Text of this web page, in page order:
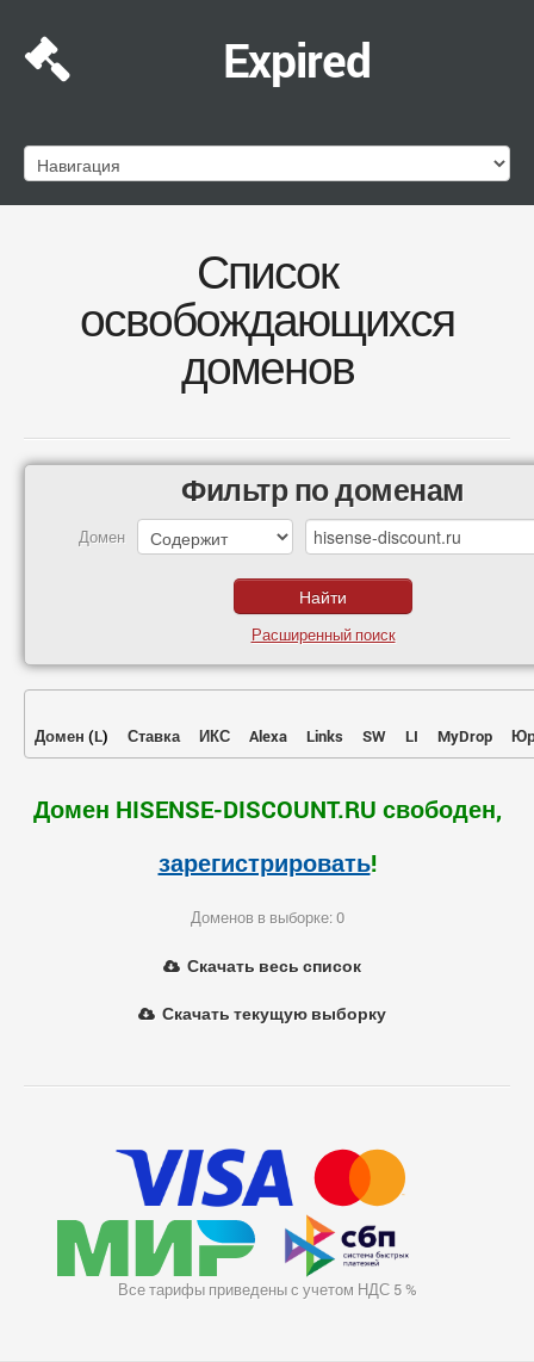
Expired
Список
освобождающихся
доменов
Фильтр по доменам
Домен
Расширенный поиск
Домен (L) Ставка ИКС Alexa Links SW LI MyDrop
Домен HISENSE-DISCOUNT.RU свободен,
зарегистрировать!
Доменов в выборке: 0
Скачать весь список
Скачать текущую выборку
Все тарифы приведены с учетом НДС 5 %